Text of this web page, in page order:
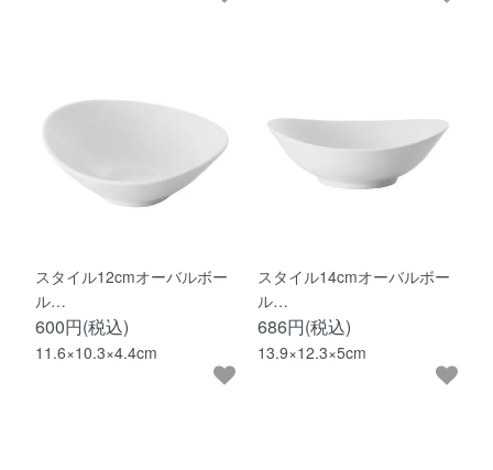
スタイル12cmオーバルボー
ル…
600円(税込)
11.6×10.3×4.4cm
スタイル14cmオーバルボー
ル…
686円(税込)
13.9×12.3×5cm